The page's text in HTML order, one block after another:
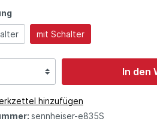
mit Schalter
In den
hinzufügen
sennheiser-e835S